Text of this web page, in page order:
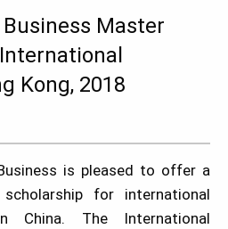
Master
Kong, 2018
is pleased to offer a
for international
China. The International